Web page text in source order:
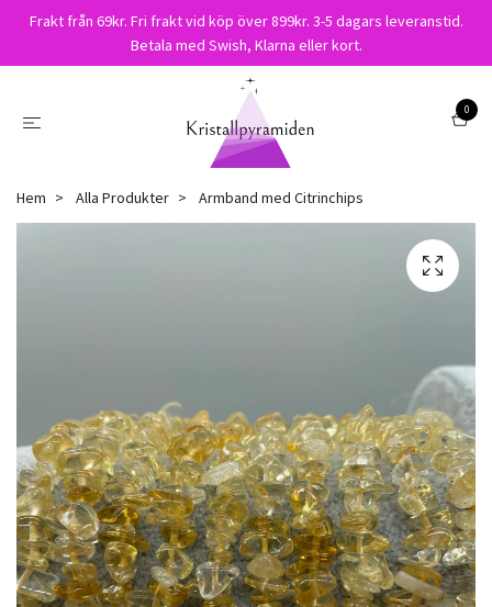
Frakt från 69kr. Fri frakt vid köp över 899kr. 3-5 dagars leveranstid.
Betala med Swish, Klarna eller kort.
0
Hem Alla Produkter Armband med Citrinchips